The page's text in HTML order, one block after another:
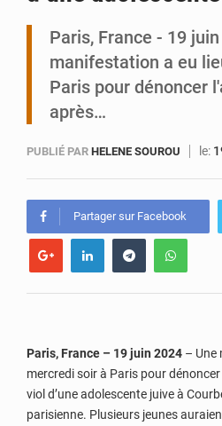
Paris, France - 19
manifestation a eu
Paris pour dénoncer
après…
PUBLIÉ PAR HELENE SOUROU le:
Partager sur Facebook
Paris, France – 19 juin 2024 – Une
mercredi soir à Paris pour
viol d’une adolescente juive à
parisienne. Plusieurs jeunes